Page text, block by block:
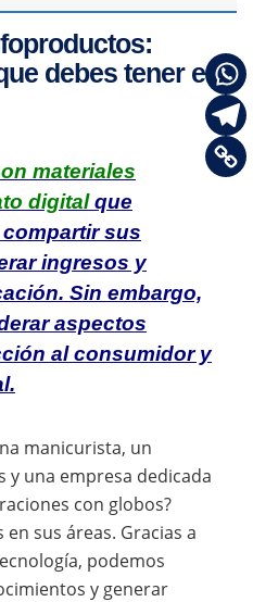
debes tener en
materiales
digitalque
sus
ingresos y
Sin embargo,
aspectos
al consumidor y
manicurista, un
una empresa dedicada
con globos?
sus áreas. Gracias a
podemos
y generar